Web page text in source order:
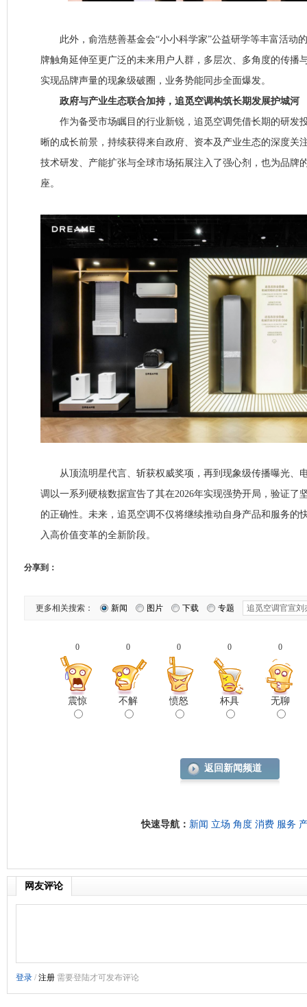
此外，俞浩慈善基金会“小小科学家”公益研学等丰富活动
牌触角延伸至更广泛的未来用户人群，多层次、多角度的传播
实现品牌声量的现象级破圈，业务势能同步全面爆发。
政府与产业生态联合加持，追觅空调构筑长期发展护城河
作为备受市场瞩目的行业新锐，追觅空调凭借长期的研发
晰的成长前景，持续获得来自政府、资本及产业生态的深度关
技术研发、产能扩张与全球市场拓展注入了强心剂，也为品牌
座。
从顶流明星代言、斩获权威奖项，再到现象级传播曝光、
调以一系列硬核数据宣告了其在2026年实现强势开局，验证了
的正确性。未来，追觅空调不仅将继续推动自身产品和服务的
入高价值变革的全新阶段。
分享到：
更多相关搜索： 新闻 图片 下载 专题
0
震惊
0
不解
0
愤怒
0
杯具
0
无聊
返回新闻频道
快速导航： 新闻 立场 角度 消费 服务
网友评论